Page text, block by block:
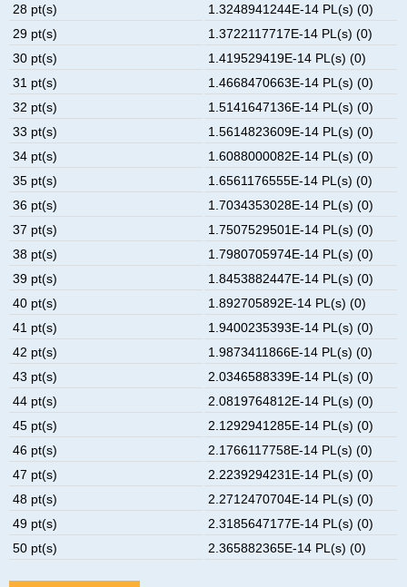
28 pt(s)
1.3248941244E-14 PL(s) (0)
29 pt(s)
1.3722117717E-14 PL(s) (0)
30 pt(s)
1.419529419E-14 PL(s) (0)
31 pt(s)
1.4668470663E-14 PL(s) (0)
32 pt(s)
1.5141647136E-14 PL(s) (0)
33 pt(s)
1.5614823609E-14 PL(s) (0)
34 pt(s)
1.6088000082E-14 PL(s) (0)
35 pt(s)
1.6561176555E-14 PL(s) (0)
36 pt(s)
1.7034353028E-14 PL(s) (0)
37 pt(s)
1.7507529501E-14 PL(s) (0)
38 pt(s)
1.7980705974E-14 PL(s) (0)
39 pt(s)
1.8453882447E-14 PL(s) (0)
40 pt(s)
1.892705892E-14 PL(s) (0)
41 pt(s)
1.9400235393E-14 PL(s) (0)
42 pt(s)
1.9873411866E-14 PL(s) (0)
43 pt(s)
2.0346588339E-14 PL(s) (0)
44 pt(s)
2.0819764812E-14 PL(s) (0)
45 pt(s)
2.1292941285E-14 PL(s) (0)
46 pt(s)
2.1766117758E-14 PL(s) (0)
47 pt(s)
2.2239294231E-14 PL(s) (0)
48 pt(s)
2.2712470704E-14 PL(s) (0)
49 pt(s)
2.3185647177E-14 PL(s) (0)
50 pt(s)
2.365882365E-14 PL(s) (0)